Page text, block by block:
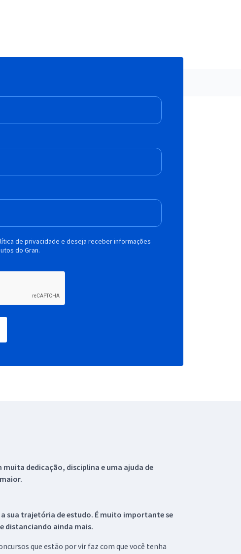
de privacidade e deseja receber informações
do Gran.
dedicação, disciplina e uma ajuda de
sua trajetória de estudo. É muito importante se
distanciando ainda mais.
que estão por vir faz com que você tenha